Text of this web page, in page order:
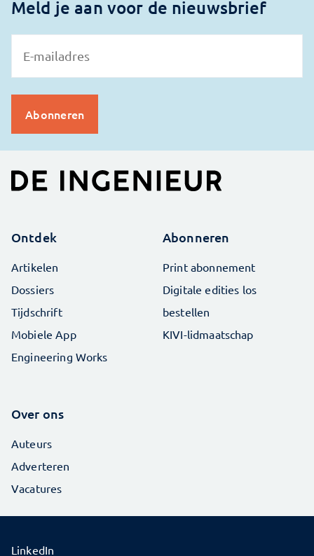
Meld je aan voor de nieuwsbrief
Ontdek
Artikelen
Dossiers
Tijdschrift
Mobiele App
Engineering Works
Abonneren
Print abonnement
Digitale edities los
bestellen
KIVI-lidmaatschap
Over ons
Auteurs
Adverteren
Vacatures
LinkedIn